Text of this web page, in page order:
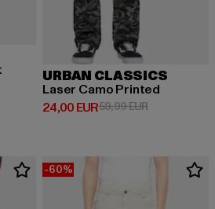
54,99 EUR
URBAN CLASSICS
Laser Camo Printed
24,00 EUR
Derzeitiger Preis: 24,00 EUR
59,99 EURAktionspreis:
-60%